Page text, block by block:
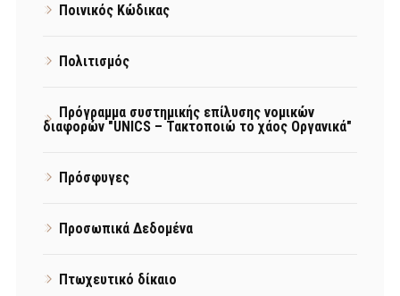
Ποινικός Κώδικας
Πολιτισμός
Πρόγραμμα συστημικής επίλυσης νομικών
διαφορών "UNICS – Τακτοποιώ το χάος Οργανικά"
Πρόσφυγες
Προσωπικά Δεδομένα
Πτωχευτικό δίκαιο